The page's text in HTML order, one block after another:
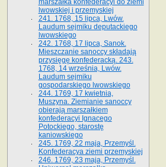
marszałka konfederacyi do ziemi
lwowskiej i przemyskiej
241. 1768, 15 lipca, Lwów.
Laudum sejmiku deputackiego
lwowskiego
242. 1768, 17 lipca, Sanok.
Mieszczanie sanoccy składają
przysięgę konfederacką. 243.
1768, 14 września, Lwów.
Laudum sejmiku
gospodarskiego lwowskiego
244. 1769, 17 kwietnia,
Muszyna. Ziemianie sanoccy
obierają marszałkiem
konfederacyi Ignacego
Potockiego, starostę
kaniowskiego
245. 1769, 22 maja, Przemyśl.
Konfederacya ziemi przemyskiej
246. 1769, 23 maja, Przemyśl.